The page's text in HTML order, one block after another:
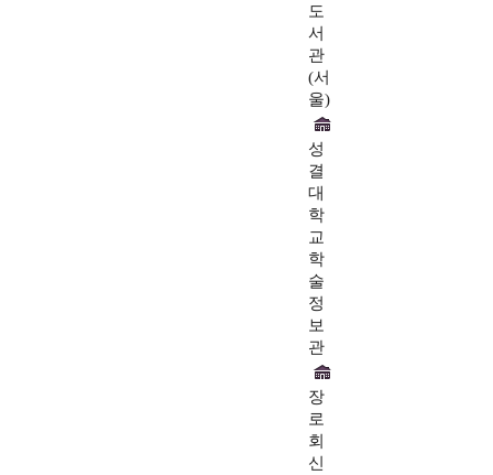
도
서
관
(서
울)
성
결
대
학
교
학
술
정
보
관
장
로
회
신